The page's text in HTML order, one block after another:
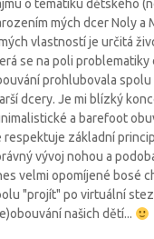
o tematiku dětského
mých dcer Noly a
vlastností je určitá
se na poli problematiky
prohlubovala spolu
dcery. Je mi blízký
a barefoot
respektuje základní
vývoj nohou a
velmi opomíjené bosé
"projít" po virtuální
našich dětí...